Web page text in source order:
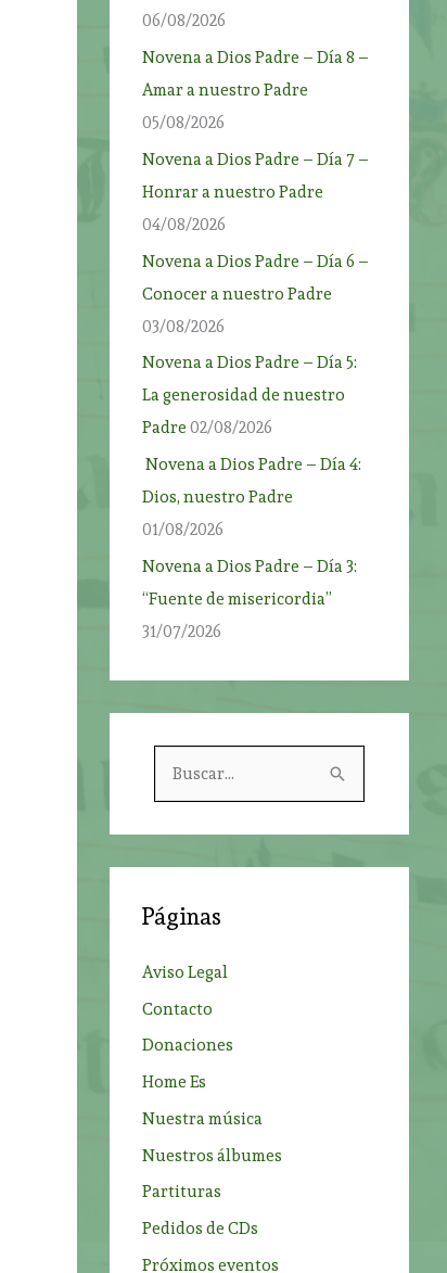
06/08/2026
Novena a Dios Padre – Día 8 –
Amar a nuestro Padre
05/08/2026
Novena a Dios Padre – Día 7 –
Honrar a nuestro Padre
04/08/2026
Novena a Dios Padre – Día 6 –
Conocer a nuestro Padre
03/08/2026
Novena a Dios Padre – Día 5:
La generosidad de nuestro
Padre 02/08/2026
Novena a Dios Padre – Día 4:
Dios, nuestro Padre
01/08/2026
Novena a Dios Padre – Día 3:
“Fuente de misericordia”
31/07/2026
r
:
Páginas
Aviso Legal
Contacto
Donaciones
Home Es
Nuestra música
Nuestros álbumes
Partituras
Pedidos de CDs
Próximos eventos